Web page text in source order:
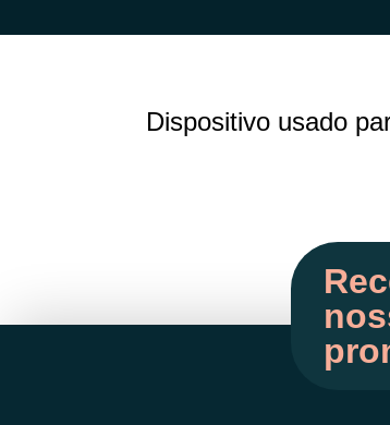
Dispositivo usado